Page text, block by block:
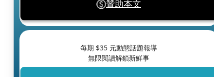
贊助本文
每期 $35 元動態話題報導
無限閱讀解鎖新鮮事